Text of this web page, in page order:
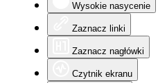
Wysokie nasycenie
Zaznacz linki
Zaznacz nagłówki
Czytnik ekranu